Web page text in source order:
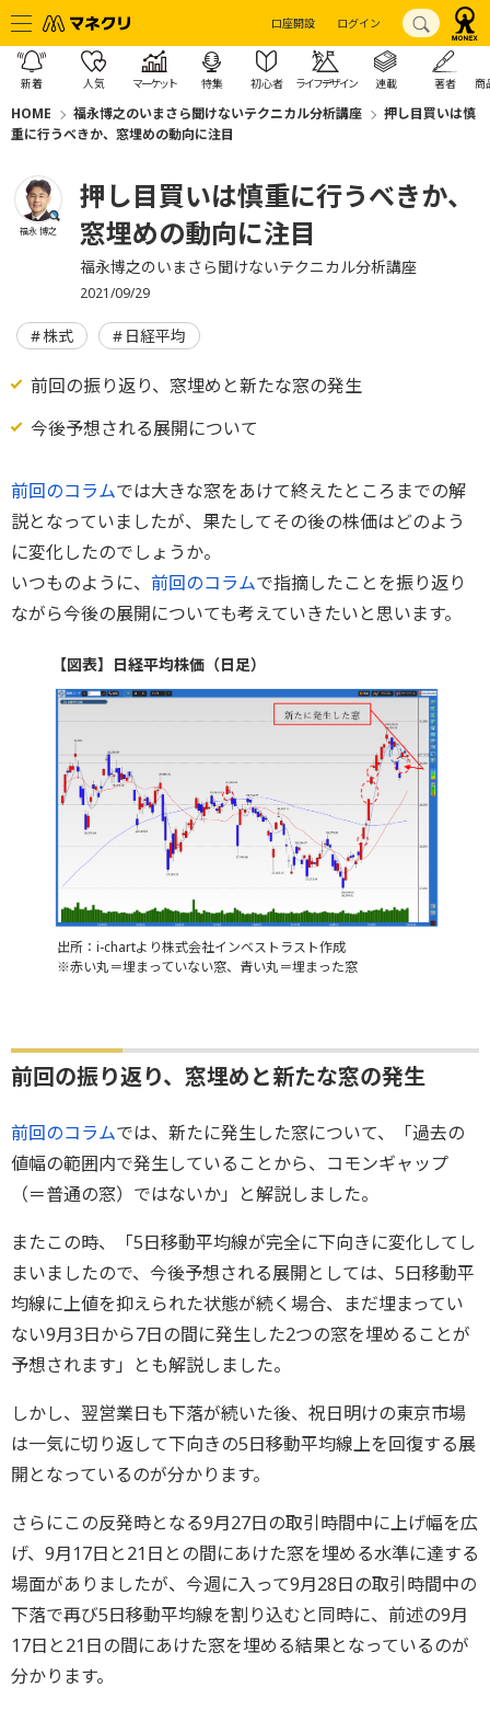
口座開設 ログイン
新着 人気 マーケット 特集 初心者 ライフデザイン 連載 著者 商
HOME 福永博之のいまさら聞けないテクニカル分析講座
押し目買いは慎
重に行うべきか、窓埋めの動向に注目
福永 博之
押し目買いは慎重に行うべきか、
窓埋めの動向に注目
福永博之のいまさら聞けないテクニカル分析講座
2021/09/29
株式 日経平均
前回の振り返り、窓埋めと新たな窓の発生
今後予想される展開について
前回のコラムでは大きな窓をあけて終えたところまでの解
説となっていましたが、果たしてその後の株価はどのよう
に変化したのでしょうか。
いつものように、 前回のコラムで指摘したことを振り返り
ながら今後の展開についても考えていきたいと思います。
【図表】日経平均株価（日足）
出所：i-chartより株式会社インベストラスト作成
※赤い丸＝埋まっていない窓、青い丸＝埋まった窓
前回の振り返り、窓埋めと新たな窓の発生
前回のコラムでは、新たに発生した窓について、「過去の
値幅の範囲内で発生していることから、コモンギャップ
（＝普通の窓）ではないか」と解説しました。
またこの時、「5日移動平均線が完全に下向きに変化してし
まいましたので、今後予想される展開としては、5日移動平
均線に上値を抑えられた状態が続く場合、まだ埋まってい
ない9月3日から7日の間に発生した2つの窓を埋めることが
予想されます」とも解説しました。
しかし、翌営業日も下落が続いた後、祝日明けの東京市場
は一気に切り返して下向きの5日移動平均線上を回復する展
開となっているのが分かります。
さらにこの反発時となる9月27日の取引時間中に上げ幅を広
げ、9月17日と21日との間にあけた窓を埋める水準に達する
場面がありましたが、今週に入って9月28日の取引時間中の
下落で再び5日移動平均線を割り込むと同時に、前述の9月
17日と21日の間にあけた窓を埋める結果となっているのが
分かります。